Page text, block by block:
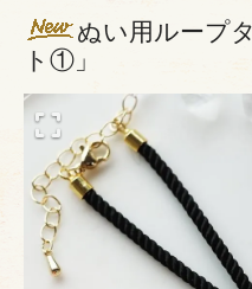
ぬい用ループ
ト①」